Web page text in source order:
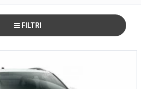
FILTRI